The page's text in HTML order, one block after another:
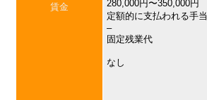
賃金
280,000円〜350,000円
定額的に支払われる手当
–
固定残業代
なし